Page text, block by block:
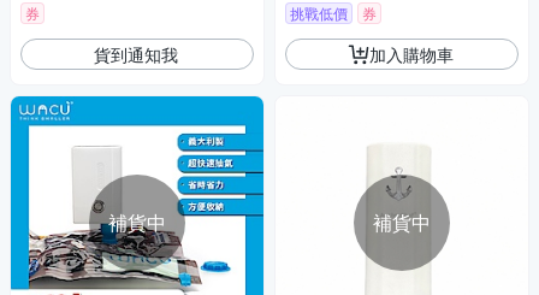
券
貨到通知我
補貨中
挑戰低價 券
加入購物車
補貨中